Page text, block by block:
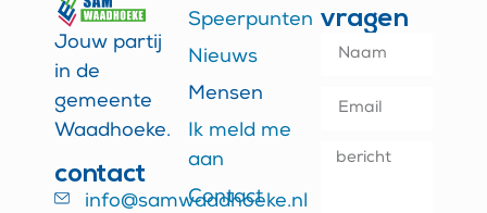
Jouw partij
in de
gemeente
Waadhoeke.
contact
info@samwaadhoeke.nl
Speerpunten
Nieuws
Mensen
Ik meld me
aan
Contact
vragen